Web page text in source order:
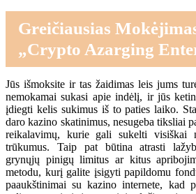
Greičiausias
„Crypto Azarging
Jūs išmoksite ir tas žaidimas leis jums
nemokamai sukasi apie indėlį, ir jūs
įdiegti kelis sukimus iš to paties laiko.
daro kazino skatinimus, nesugeba tiksliai
reikalavimų, kurie gali sukelti visiškai
trūkumus. Taip pat būtina atrasti
grynųjų pinigų limitus ar kitus
metodu, kurį galite įsigyti papildomu
paaukštinimai su kazino internete, kad